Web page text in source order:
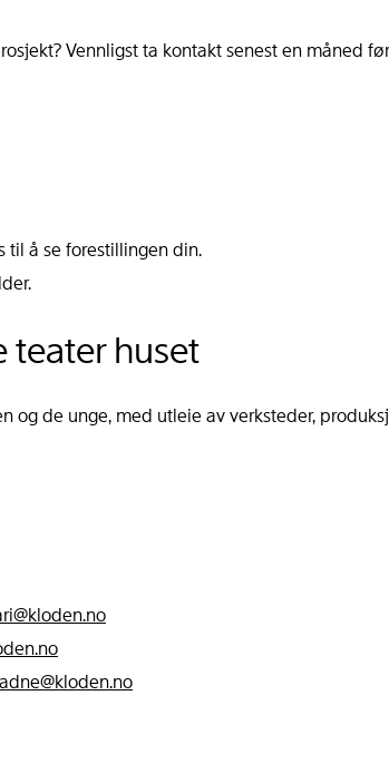
Vennligst ta kontakt senest en måned
til å se forestillingen din.
teater huset
og de unge, med utleie av verksteder,